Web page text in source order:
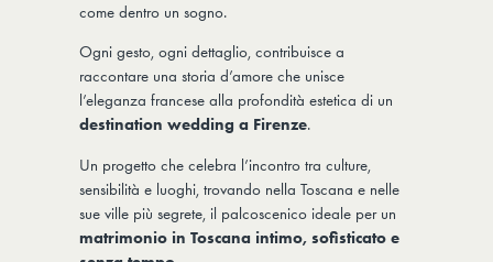
come dentro un sogno.
Ogni gesto, ogni dettaglio, contribuisce a
raccontare una storia d’amore che unisce
l’eleganza francese alla profondità estetica di un
destination wedding a Firenze.
Un progetto che celebra l’incontro tra culture,
sensibilità e luoghi, trovando nella Toscana e nelle
sue ville più segrete, il palcoscenico ideale per un
matrimonio in Toscana intimo, sofisticato e